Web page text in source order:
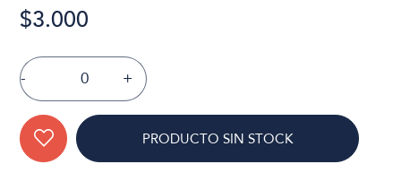
$3.000
- +
PRODUCTO SIN STOCK